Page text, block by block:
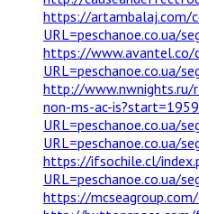
https://artambalaj.com/
URL=peschanoe.co.ua/
https://
URL=peschanoe.co.ua/
http://www.nwnights.ru/
non-ms-ac-
URL=peschanoe.co.ua/
URL=peschanoe.co.ua/
https://ifsochile.cl/
URL=peschanoe.co.ua/
https://